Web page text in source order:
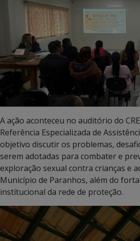
A ação aconteceu no auditório do
Referência Especializada de
objetivo discutir os problemas,
serem adotadas para combater e
exploração sexual contra crianças e
Município de Paranhos, além do
institucional da rede de proteção.